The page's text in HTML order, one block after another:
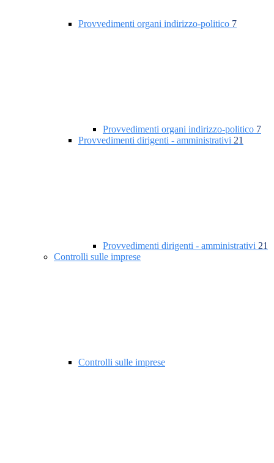
Provvedimenti organi indirizzo-politico 7
Provvedimenti organi indirizzo-politico 7
Provvedimenti dirigenti - amministrativi 21
Provvedimenti dirigenti - amministrativi 21
Controlli sulle imprese
Controlli sulle imprese